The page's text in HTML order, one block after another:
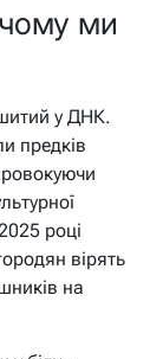
чому ми
у ДНК.
предків
році
вірять
на